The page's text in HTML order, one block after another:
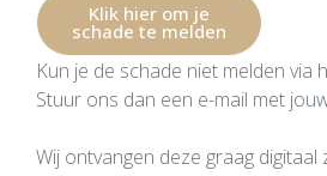
Klik hier om je
schade te melden
Kun je de schade niet melden via
Stuur ons dan een e-mail met
Wij ontvangen deze graag digitaal